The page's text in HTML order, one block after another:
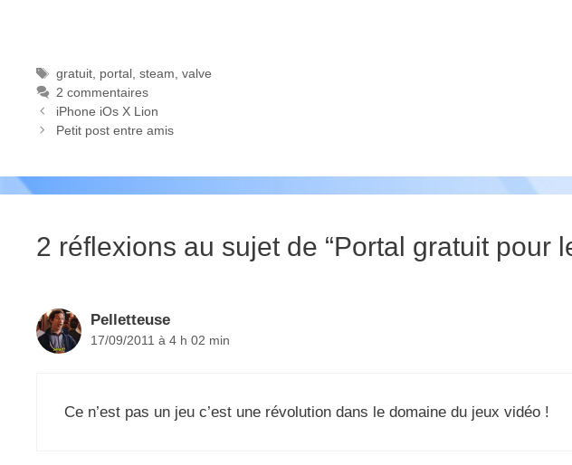
Étiquettes
gratuit, portal, steam valve
2 commentaires
iPhone iOs X Lion
Petit post entre amis
2 réflexions au sujet de “Portal gratuit pour
Pelletteuse
17/09/2011 à 4 h 02 min
Ce n’est pas un jeu c’est une révolution dans le domaine du jeux vidéo !